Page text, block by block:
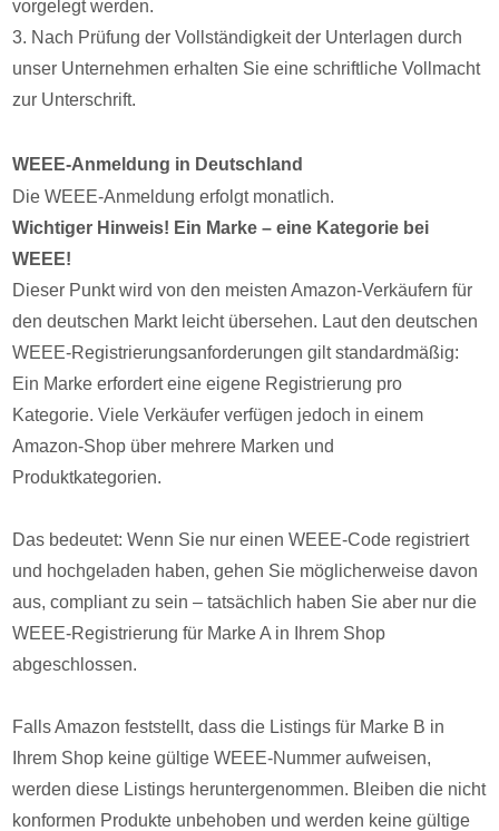
vorgelegt werden.
3. Nach Prüfung der Vollständigkeit der Unterlagen durch
unser Unternehmen erhalten Sie eine schriftliche Vollmacht
zur Unterschrift.
WEEE-Anmeldung in Deutschland
Die WEEE-Anmeldung erfolgt monatlich.
Wichtiger Hinweis! Ein Marke – eine Kategorie bei
WEEE!
Dieser Punkt wird von den meisten Amazon-Verkäufern für
den deutschen Markt leicht übersehen. Laut den deutschen
WEEE-Registrierungsanforderungen gilt standardmäßig:
Ein Marke erfordert eine eigene Registrierung pro
Kategorie. Viele Verkäufer verfügen jedoch in einem
Amazon-Shop über mehrere Marken und
Produktkategorien.
Das bedeutet: Wenn Sie nur einen WEEE-Code registriert
und hochgeladen haben, gehen Sie möglicherweise davon
aus, compliant zu sein – tatsächlich haben Sie aber nur die
WEEE-Registrierung für Marke A in Ihrem Shop
abgeschlossen.
Falls Amazon feststellt, dass die Listings für Marke B in
Ihrem Shop keine gültige WEEE-Nummer aufweisen,
werden diese Listings heruntergenommen. Bleiben die nicht
konformen Produkte unbehoben und werden keine gültige